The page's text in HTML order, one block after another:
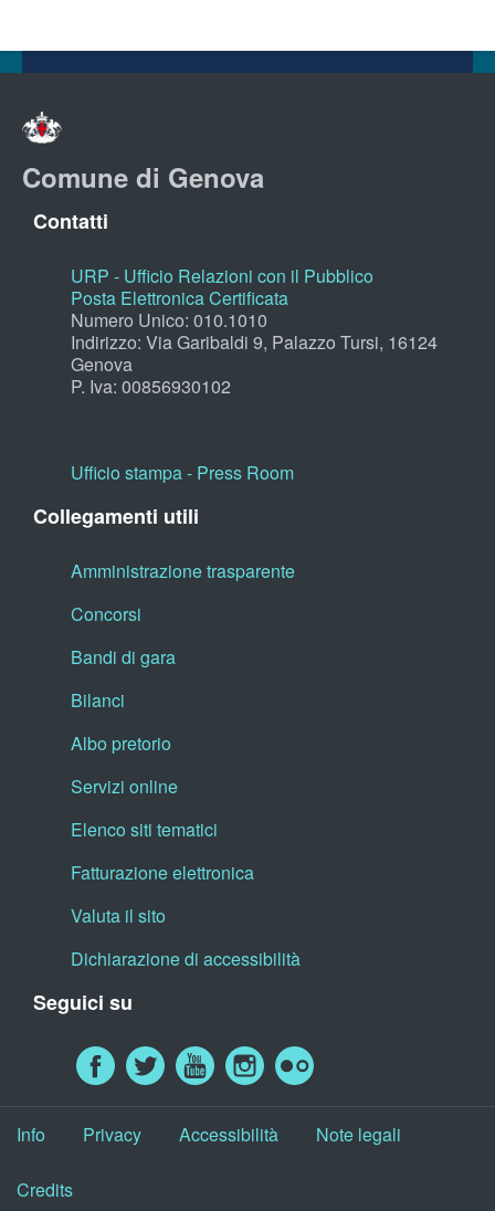
Comune di Genova
Contatti
URP - Ufficio Relazioni con il Pubblico
Posta Elettronica Certificata
Numero Unico: 010.1010
Indirizzo: Via Garibaldi 9, Palazzo Tursi, 16124
Genova
P. Iva: 00856930102
Ufficio stampa - Press Room
Collegamenti utili
Amministrazione trasparente
Concorsi
Bandi di gara
Bilanci
Albo pretorio
Servizi online
Elenco siti tematici
Fatturazione elettronica
Valuta il sito
Dichiarazione di accessibilità
Seguici su
Info Privacy Accessibilità Note legali
Credits